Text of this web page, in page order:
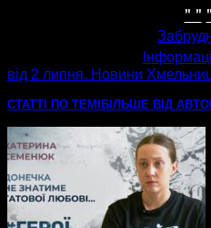
" "
від 2 липня. Новини
СТАТТІ ПО ТЕМІ БІЛЬШЕ ВІД